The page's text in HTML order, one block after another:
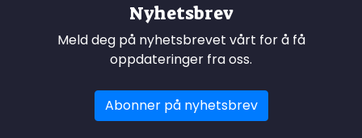
Nyhetsbrev
Meld deg på nyhetsbrevet vårt for å få
oppdateringer fra oss.
Abonner på nyhetsbrev